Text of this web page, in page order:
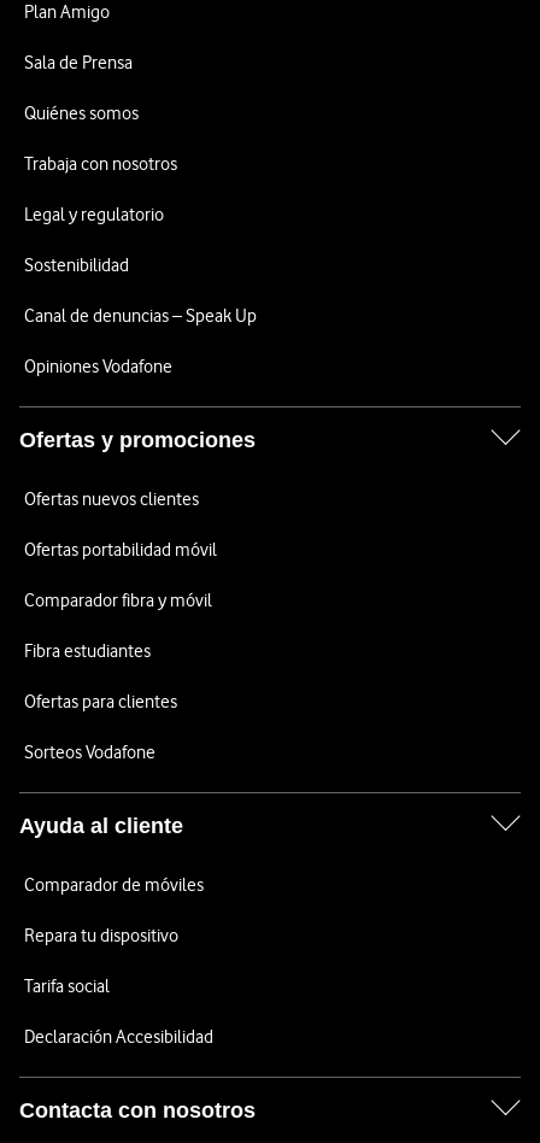
Plan Amigo
Sala de Prensa
Quiénes somos
Trabaja con nosotros
Legal y regulatorio
Sostenibilidad
Canal de denuncias – Speak Up
Opiniones Vodafone
Ofertas y promociones
Ofertas nuevos clientes
Ofertas portabilidad móvil
Comparador fibra y móvil
Fibra estudiantes
Ofertas para clientes
Sorteos Vodafone
Ayuda al cliente
Comparador de móviles
Repara tu dispositivo
Tarifa social
Declaración Accesibilidad
Contacta con nosotros